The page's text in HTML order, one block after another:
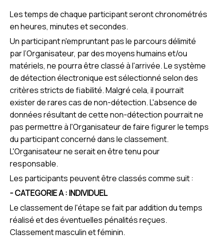
Les temps de chaque participant seront chronométrés
en heures, minutes et secondes.
Un participant n'empruntant pas le parcours délimité
par l’Organisateur, par des moyens humains et/ou
matériels, ne pourra être classé à l'arrivée. Le système
de détection électronique est sélectionné selon des
critères stricts de fiabilité. Malgré cela, il pourrait
exister de rares cas de non-détection. L'absence de
données résultant de cette non-détection pourrait ne
pas permettre à l'Organisateur de faire figurer le temps
du participant concerné dans le classement.
L'Organisateur ne serait en être tenu pour
responsable.
Les participants peuvent être classés comme suit :
- CATEGORIE A : INDIVIDUEL
Le classement de l'étape se fait par addition du temps
réalisé et des éventuelles pénalités reçues.
Classement masculin et féminin.